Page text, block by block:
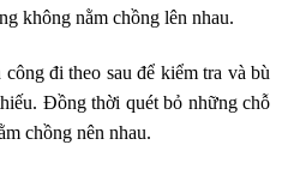
không nằm chồng lên nhau.
đi theo sau để kiểm tra và bù
Đồng thời quét bỏ những chỗ
chồng nên nhau.